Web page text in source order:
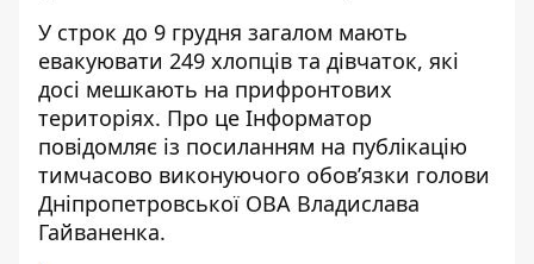
У строк до 9 грудня загалом мають
евакуювати 249 хлопців та дівчаток, які
досі мешкають на прифронтових
територіях. Про це Інформатор
повідомляє із посиланням на публікацію
тимчасово виконуючого обов’язки голови
Дніпропетровської ОВА Владислава
Гайваненка.